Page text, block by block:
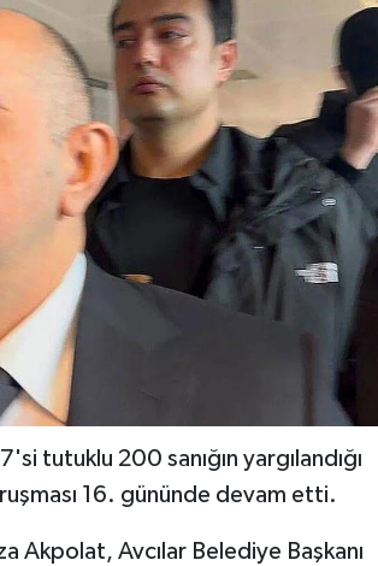
tutuklu 200 sanığın yargılandığı
16. gününde devam etti.
Akpolat, Avcılar Belediye Başkanı